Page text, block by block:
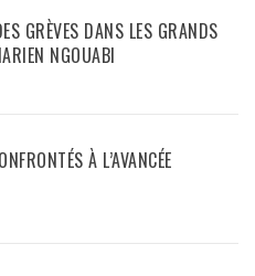
GRÈVES DANS LES GRANDS
NGOUABI
À L’AVANCÉE